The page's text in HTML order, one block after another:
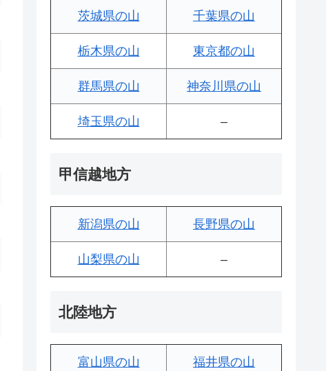
茨城県の山 千葉県の山
栃木県の山 東京都の山
群馬県の山 神奈川県の山
埼玉県の山 –
甲信越地方
新潟県の山 長野県の山
山梨県の山 –
北陸地方
富山県の山 福井県の山